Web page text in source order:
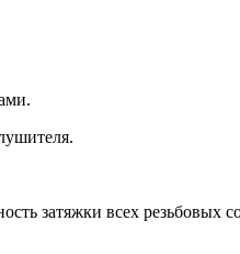
затяжки всех резьбовых